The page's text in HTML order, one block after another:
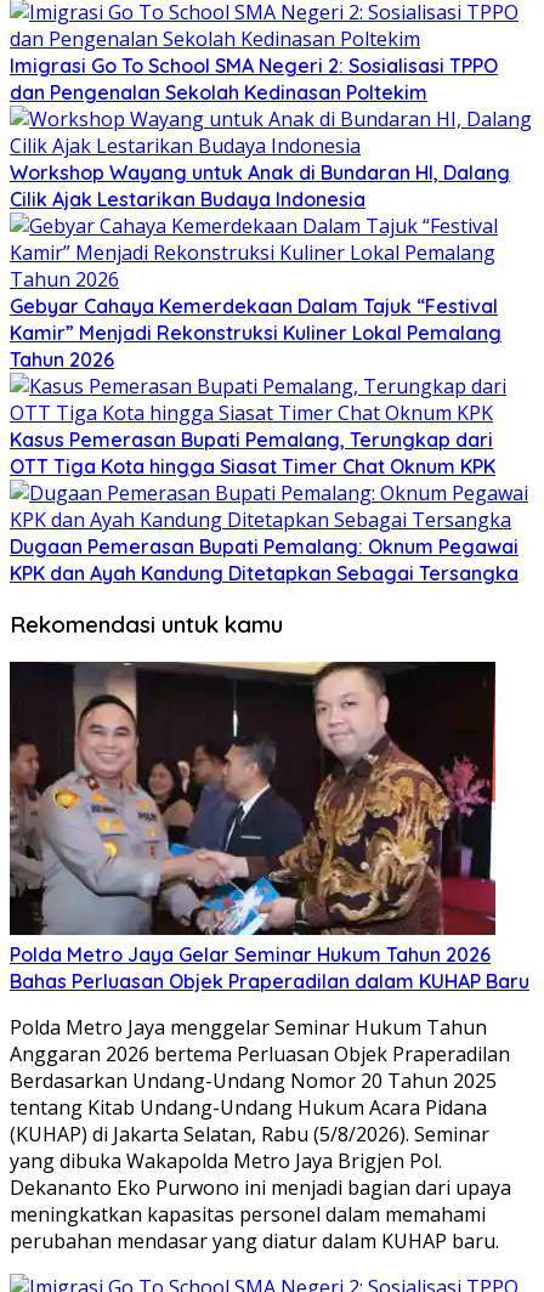
Imigrasi Go To School SMA Negeri 2: Sosialisasi TPPO
dan Pengenalan Sekolah Kedinasan Poltekim
Workshop Wayang untuk Anak di Bundaran HI, Dalang
Cilik Ajak Lestarikan Budaya Indonesia
Gebyar Cahaya Kemerdekaan Dalam Tajuk “Festival
Kamir” Menjadi Rekonstruksi Kuliner Lokal Pemalang
Tahun 2026
Kasus Pemerasan Bupati Pemalang, Terungkap dari
OTT Tiga Kota hingga Siasat Timer Chat Oknum KPK
Dugaan Pemerasan Bupati Pemalang: Oknum Pegawai
KPK dan Ayah Kandung Ditetapkan Sebagai Tersangka
Rekomendasi untuk kamu
Polda Metro Jaya Gelar Seminar Hukum Tahun 2026
Bahas Perluasan Objek Praperadilan dalam KUHAP Baru
Polda Metro Jaya menggelar Seminar Hukum Tahun
Anggaran 2026 bertema Perluasan Objek Praperadilan
Berdasarkan Undang-Undang Nomor 20 Tahun 2025
tentang Kitab Undang-Undang Hukum Acara Pidana
(KUHAP) di Jakarta Selatan, Rabu (5/8/2026). Seminar
yang dibuka Wakapolda Metro Jaya Brigjen Pol.
Dekananto Eko Purwono ini menjadi bagian dari upaya
meningkatkan kapasitas personel dalam memahami
perubahan mendasar yang diatur dalam KUHAP baru.